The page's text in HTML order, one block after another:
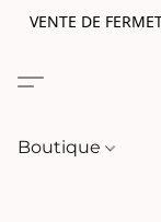
VENTE DE
Boutique